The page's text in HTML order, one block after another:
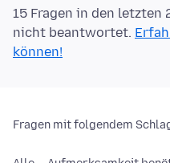
15 Fragen in den letzten
nicht beantwortet.
können!
Fragen mit folgendem